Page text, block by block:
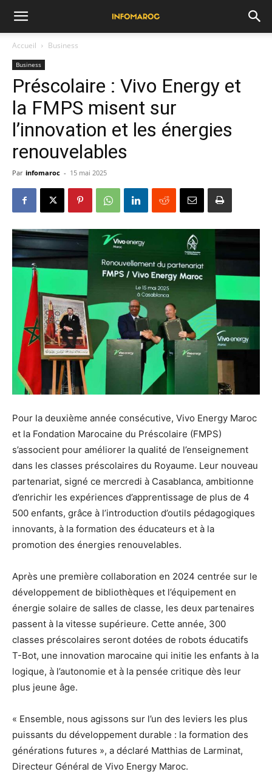
Accueil Business
Business
Préscolaire : Vivo Energy et
la FMPS misent sur
l’innovation et les énergies
renouvelables
Par infomaroc - 15 mai 2025
Pour la deuxième année consécutive, Vivo Energy Maroc
et la Fondation Marocaine du Préscolaire (FMPS)
s’associent pour améliorer la qualité de l’enseignement
dans les classes préscolaires du Royaume. Leur nouveau
partenariat, signé ce mercredi à Casablanca, ambitionne
d’enrichir les expériences d’apprentissage de plus de 4
500 enfants, grâce à l’introduction d’outils pédagogiques
innovants, à la formation des éducateurs et à la
promotion des énergies renouvelables.
Après une première collaboration en 2024 centrée sur le
développement de bibliothèques et l’équipement en
énergie solaire de salles de classe, les deux partenaires
passent à la vitesse supérieure. Cette année, 300
classes préscolaires seront dotées de robots éducatifs
T-Bot, une innovation marocaine qui initie les enfants à la
logique, à l’autonomie et à la pensée critique dès leur
plus jeune âge.
« Ensemble, nous agissons sur l’un des leviers les plus
puissants du développement durable : la formation des
générations futures », a déclaré Matthias de Larminat,
Directeur Général de Vivo Energy Maroc.